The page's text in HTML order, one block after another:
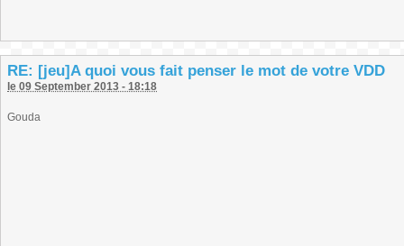
RE: [jeu]A quoi vous fait penser le mot de votre VDD
le 09 September 2013 - 18:18
Gouda